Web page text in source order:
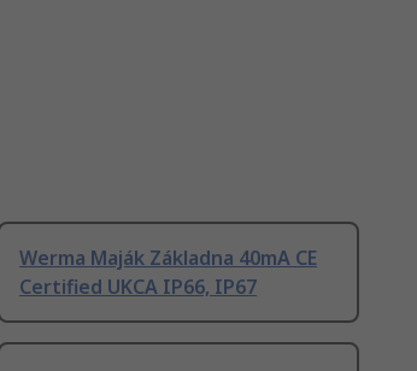
Werma Maják Základna 40mA CE
Certified UKCA IP66, IP67